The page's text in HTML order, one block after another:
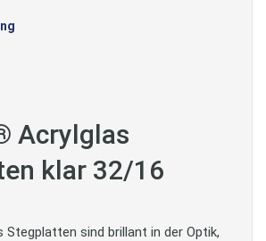
Acrylglas
klar 32/16
Stegplatten sind brillant in der Optik,